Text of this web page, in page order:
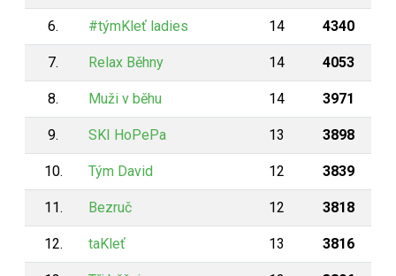
6. #týmKleť ladies 14 4340
7. Relax Běhny 14 4053
8. Muži v běhu 14 3971
9. SKI HoPePa 13 3898
10. Tým David 12 3839
11. Bezruč 12 3818
12. taKleť 13 3816